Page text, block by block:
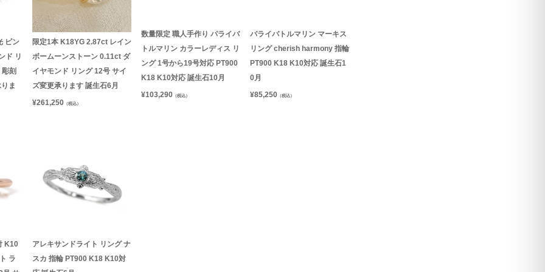
ピン
ド リ
刻
ま
限定1本 K18YG 2.87ct レイン
ボームーンストーン 0.11ct ダ
イヤモンド リング 12号 サイ
ズ変更承ります 誕生石6月
¥261,250 （税込）
数量限定 職人手作り パライバ
トルマリン カラーレディス リ
ング 1号から19号対応 PT900
K18 K10対応 誕生石10月
¥103,290 （税込）
パライバトルマリン マーキス
リング cherish harmony 指輪
PT900 K18 K10対応 誕生石1
0月
¥85,250 （税込）
K10
ラ
アレキサンドライト リング ナ
スカ 指輪 PT900 K18 K10対